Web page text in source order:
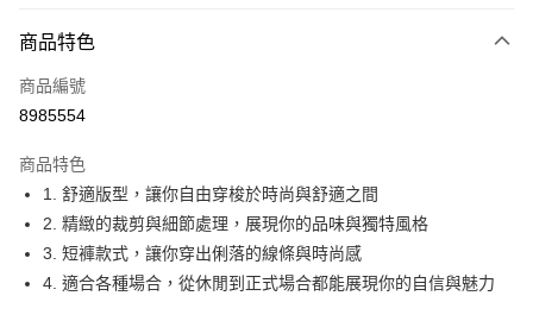
信用卡一次付款
Apple Pay
運送方式
付款後全家取貨
每筆NT$60，滿NT$1,000(含以上)免運費
商品特色
商品編號
8985554
商品特色
1. 舒適版型，讓你自由穿梭於時尚與舒適之間
2. 精緻的裁剪與細節處理，展現你的品味與獨特風格
3. 短褲款式，讓你穿出俐落的線條與時尚感
4. 適合各種場合，從休閒到正式場合都能展現你的自信與魅力